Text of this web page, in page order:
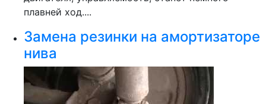
плавней ход....
Замена резинки на амортизаторе
нива